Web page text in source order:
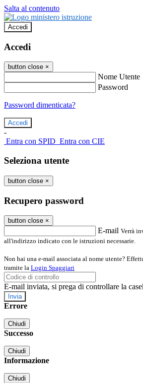
Salta al contenuto
Accedi
Accedi
button close ×
Nome Utente
Password
Password dimenticata?
-
Entra con SPID Entra con CIE
Seleziona utente
button close ×
Recupero password
button close ×
E-mail Verrà
all'indirizzo indicato con le istruzioni necessarie.
Non hai una e-mail associata al nome utente?
tramite la Login Spaggiari
E-mail inviata, si prega di controllare la
Errore
Chiudi
Successo
Chiudi
Informazione
Chiudi